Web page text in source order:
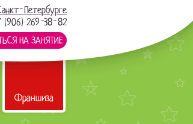
Петербурге
(906) 269-38-82
НА ЗАНЯТИЕ
Франшиза